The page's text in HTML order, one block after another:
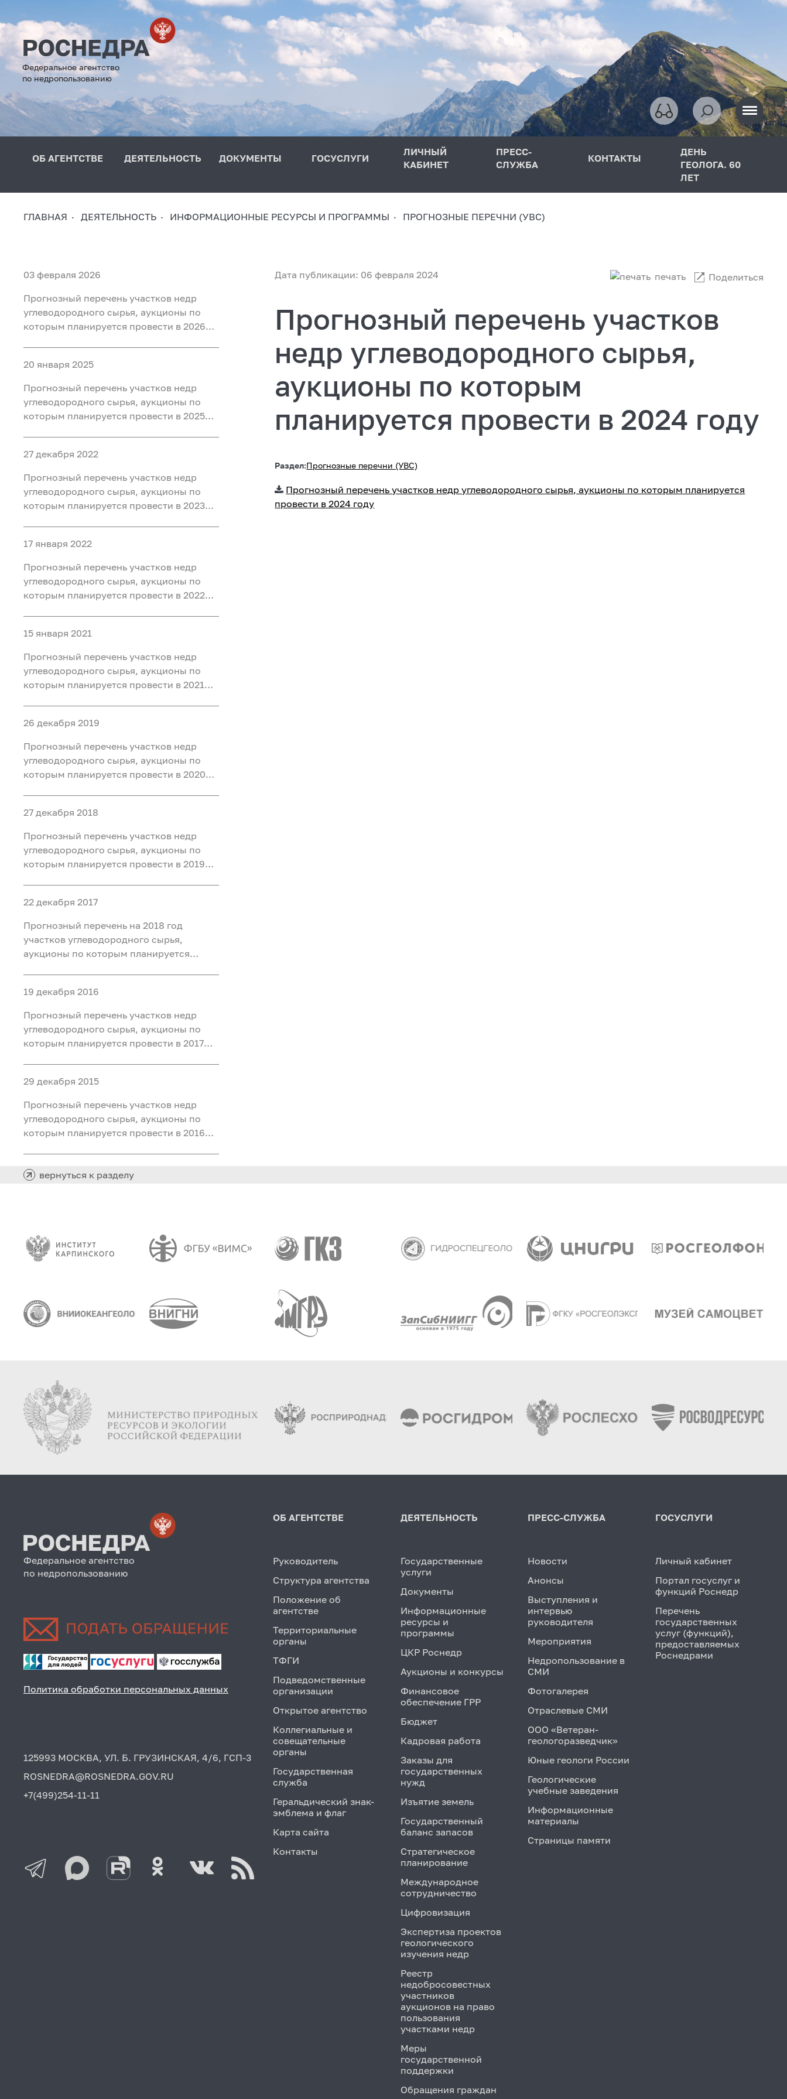
Федеральное агентство
по недропользованию
ОБ АГЕНТСТВЕ ДЕЯТЕЛЬНОСТЬ ДОКУМЕНТЫ ГОСУСЛУГИ
ЛИЧНЫЙ
КАБИНЕТ
ПРЕСС-
СЛУЖБА
КОНТАКТЫ
ДЕНЬ
ГЕОЛОГА. 60
ЛЕТ
ГЛАВНАЯ ДЕЯТЕЛЬНОСТЬ ИНФОРМАЦИОННЫЕ РЕСУРСЫ И ПРОГРАММЫ ПРОГНОЗНЫЕ ПЕРЕЧНИ (УВС)
03 февраля 2026
Прогнозный перечень участков недр
углеводородного сырья, аукционы по
которым планируется провести в 2026
20 января 2025
Прогнозный перечень участков недр
углеводородного сырья, аукционы по
которым планируется провести в 2025
27 декабря 2022
Прогнозный перечень участков недр
углеводородного сырья, аукционы по
которым планируется провести в 2023
17 января 2022
Прогнозный перечень участков недр
углеводородного сырья, аукционы по
которым планируется провести в 2022
15 января 2021
Прогнозный перечень участков недр
углеводородного сырья, аукционы по
которым планируется провести в 2021
26 декабря 2019
Прогнозный перечень участков недр
углеводородного сырья, аукционы по
которым планируется провести в 2020
27 декабря 2018
Прогнозный перечень участков недр
углеводородного сырья, аукционы по
которым планируется провести в 2019
22 декабря 2017
Прогнозный перечень на 2018 год
участков углеводородного сырья,
аукционы по которым планируется
19 декабря 2016
Прогнозный перечень участков недр
углеводородного сырья, аукционы по
которым планируется провести в 2017
29 декабря 2015
Прогнозный перечень участков недр
углеводородного сырья, аукционы по
которым планируется провести в 2016
Дата публикации: 06 февраля 2024 печать Поделиться
Прогнозный перечень участков
недр углеводородного сырья,
аукционы по которым
планируется провести в 2024 году
Раздел:Прогнозные перечни (УВС)
Прогнозный перечень участков недр углеводородного сырья, аукционы по которым планируется
провести в 2024 году
вернуться к разделу
Федеральное агентство
по недропользованию
Политика обработки персональных данных
125993 МОСКВА, УЛ. Б. ГРУЗИНСКАЯ, 4/6, ГСП-3
ROSNEDRA@ROSNEDRA.GOV.RU
+7(499)254-11-11
ОБ АГЕНТСТВЕ
Руководитель
Структура агентства
Положение об
агентстве
Территориальные
органы
ТФГИ
Подведомственные
организации
Открытое агентство
Коллегиальные и
совещательные
органы
Государственная
служба
Геральдический знак-
эмблема и флаг
Карта сайта
Контакты
ДЕЯТЕЛЬНОСТЬ
Государственные
услуги
Документы
Информационные
ресурсы и
программы
ЦКР Роснедр
Аукционы и конкурсы
Финансовое
обеспечение ГРР
Бюджет
Кадровая работа
Заказы для
государственных
нужд
Изъятие земель
Государственный
баланс запасов
Стратегическое
планирование
Международное
сотрудничество
Цифровизация
Экспертиза проектов
геологического
изучения недр
Реестр
недобросовестных
участников
аукционов на право
пользования
участками недр
Меры
государственной
поддержки
Обращения граждан
ПРЕСС-СЛУЖБА
Новости
Анонсы
Выступления и
интервью
руководителя
Мероприятия
Недропользование в
СМИ
Фотогалерея
Отраслевые СМИ
ООО «Ветеран-
геологоразведчик»
Юные геологи России
Геологические
учебные заведения
Информационные
материалы
Страницы памяти
ГОСУСЛУГИ
Личный кабинет
Портал госуслуг и
функций Роснедр
Перечень
государственных
услуг (функций),
предоставляемых
Роснедрами